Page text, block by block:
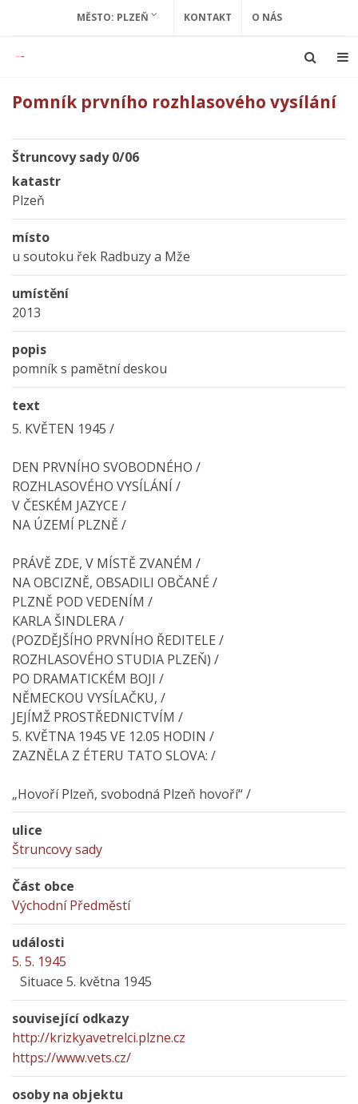
MĚSTO: PLZEŇ KONTAKT O NÁS
Pomník prvního rozhlasového vysílání
Štruncovy sady 0/06
katastr
Plzeň
místo
u soutoku řek Radbuzy a Mže
umístění
2013
popis
pomník s pamětní deskou
text
5. KVĚTEN 1945 /
DEN PRVNÍHO SVOBODNÉHO /
ROZHLASOVÉHO VYSÍLÁNÍ /
V ČESKÉM JAZYCE /
NA ÚZEMÍ PLZNĚ /
PRÁVĚ ZDE, V MÍSTĚ ZVANÉM /
NA OBCIZNĚ, OBSADILI OBČANÉ /
PLZNĚ POD VEDENÍM /
KARLA ŠINDLERA /
(POZDĚJŠÍHO PRVNÍHO ŘEDITELE /
ROZHLASOVÉHO STUDIA PLZEŇ) /
PO DRAMATICKÉM BOJI /
NĚMECKOU VYSÍLAČKU, /
JEJÍMŽ PROSTŘEDNICTVÍM /
5. KVĚTNA 1945 VE 12.05 HODIN /
ZAZNĚLA Z ÉTERU TATO SLOVA: /
„Hovoří Plzeň, svobodná Plzeň hovoří“ /
ulice
Štruncovy sady
Část obce
Východní Předměstí
události
5. 5. 1945
Situace 5. května 1945
související odkazy
http://krizkyavetrelci.plzne.cz
https://www.vets.cz/
osoby na objektu